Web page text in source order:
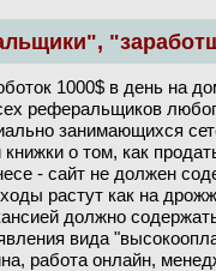
1000$ в день на
реферальщиков
занимающихся
о том, как
- сайт не должен
растут как на
должно
вида
работа онлайн,